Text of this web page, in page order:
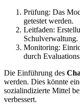
Prüfung: Das
getestet werden.
Leitfaden:
Schulverwaltung.
Monitoring:
durch
Die Einführung des
werden. Dies könnte
sozialindizierte Mittel
verbessert.